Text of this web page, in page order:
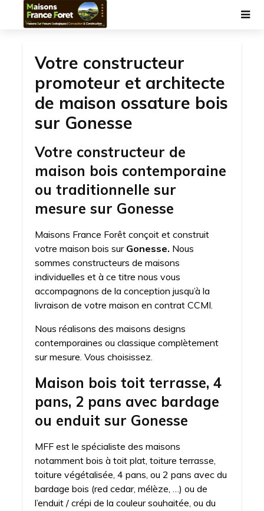
Votre constructeur
promoteur et architecte
de maison ossature bois
sur Gonesse
Votre constructeur de
maison bois contemporaine
ou traditionnelle sur
mesure sur Gonesse
Maisons France Forêt conçoit et construit
votre maison bois sur Gonesse. Nous
sommes constructeurs de maisons
individuelles et à ce titre nous vous
accompagnons de la conception jusqu’à la
livraison de votre maison en contrat CCMI.
Nous réalisons des maisons designs
contemporaines ou classique complètement
sur mesure. Vous choisissez.
Maison bois toit terrasse, 4
pans, 2 pans avec bardage
ou enduit sur Gonesse
MFF est le spécialiste des maisons
notamment bois à toit plat, toiture terrasse,
toiture végétalisée, 4 pans, ou 2 pans avec du
bardage bois (red cedar, mélèze, …) ou de
l’enduit / crépi de la couleur souhaitée, ou du